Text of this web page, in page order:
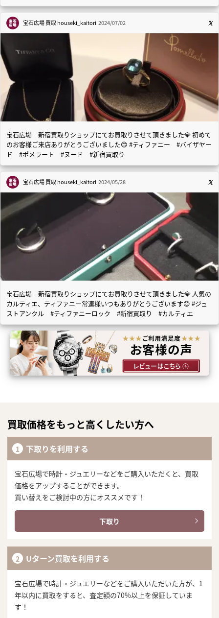
宝石広場 買取houseki_kaitori 2024/07/02
宝石広場 新宿買取りショップにてお買取りさせて頂きました💎 初めて
のお客様ご来店ありがとうございました😊 #ティファニー #バイザヤー
ド #ポメラート #ヌード #新宿買取り
宝石広場 買取houseki_kaitori 2024/05/28
宝石広場 新宿買取りショップにてお買取りさせて頂きました💎 人気の
カルティエ、ティファニー常連様いつもありがとうございます😊 #ジュ
ストアンクル #ティファニーロック #新宿買取り #カルティエ
買取価格をもっと高くしたい方へ
下取りを利用する
宝石広場で時計・ジュエリーなどをご購入いただくと、買取
価格をアップすることができます。
買い替えをご検討中の方にオススメです！
下取り
Uターン買取を利用する
宝石広場で時計・ジュエリーなどをご購入いただいた方が、1
年以内に買取をすると、査定額の70%以上を保証していま
す！